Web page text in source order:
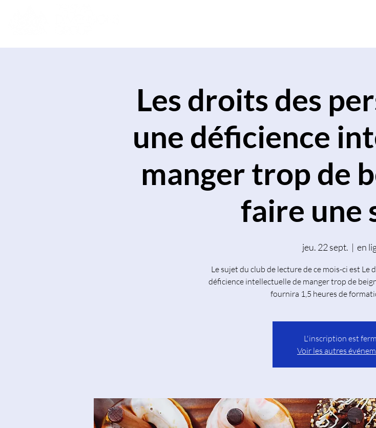
Les droits des
une déficience
manger trop de
faire une
jeu. 22 sept.
  |
en
Le sujet du club de lecture de ce mois-ci est
déficience intellectuelle de manger trop de
fournira 1,5 heures de
L'inscription est
Voir les autres